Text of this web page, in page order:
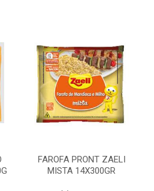
FAROFA PRONT ZAELI
MISTA 14X300GR